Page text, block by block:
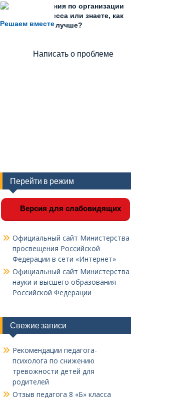
Решаем вместе
Есть предложения по организации
учебного процесса или знаете, как
сделать школу лучше?
Написать о проблеме
Перейти в режим
Версия для слабовидящих
Официальный сайт Министерства
просвещения Российской
Федерации в сети «Интернет»
Официальный сайт Министерства
науки и высшего образования
Российской Федерации
Свежие записи
Рекомендации педагога-
психолога по снижению
тревожности детей для
родителей
Отзыв педагога 8 «Б» класса